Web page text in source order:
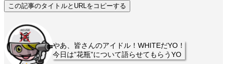
この記事のタイトルとURLをコピーする
やあ、皆さんのアイドル！WHITEだYO！
今日は”花瓶”について語らせてもらうYO